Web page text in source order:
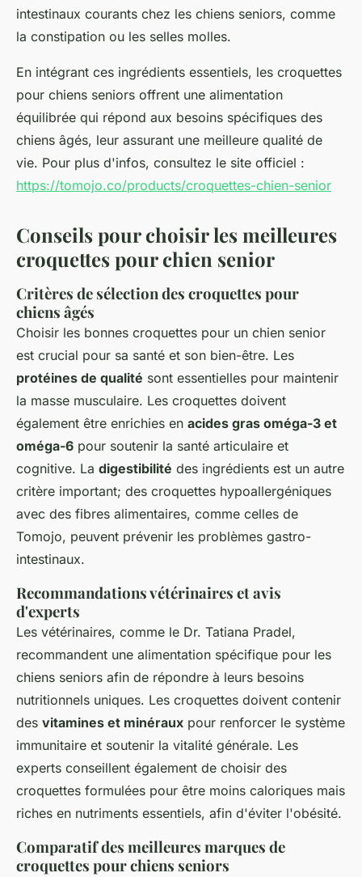
intestinaux courants chez les chiens seniors, comme
la constipation ou les selles molles.
En intégrant ces ingrédients essentiels, les croquettes
pour chiens seniors offrent une alimentation
équilibrée qui répond aux besoins spécifiques des
chiens âgés, leur assurant une meilleure qualité de
vie. Pour plus d'infos, consultez le site officiel :
https://tomojo.co/products/croquettes-chien-senior
Conseils pour choisir les meilleures
croquettes pour chien senior
Critères de sélection des croquettes pour
chiens âgés
Choisir les bonnes croquettes pour un chien senior
est crucial pour sa santé et son bien-être. Les
protéines de qualité sont essentielles pour maintenir
la masse musculaire. Les croquettes doivent
également être enrichies en acides gras oméga-3 et
oméga-6 pour soutenir la santé articulaire et
cognitive. La digestibilité des ingrédients est un autre
critère important; des croquettes hypoallergéniques
avec des fibres alimentaires, comme celles de
Tomojo, peuvent prévenir les problèmes gastro-
intestinaux.
Recommandations vétérinaires et avis
d'experts
Les vétérinaires, comme le Dr. Tatiana Pradel,
recommandent une alimentation spécifique pour les
chiens seniors afin de répondre à leurs besoins
nutritionnels uniques. Les croquettes doivent contenir
des vitamines et minéraux pour renforcer le système
immunitaire et soutenir la vitalité générale. Les
experts conseillent également de choisir des
croquettes formulées pour être moins caloriques mais
riches en nutriments essentiels, afin d'éviter l'obésité.
Comparatif des meilleures marques de
croquettes pour chiens seniors